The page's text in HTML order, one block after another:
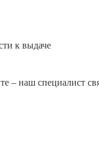
к выдаче
– наш специалист